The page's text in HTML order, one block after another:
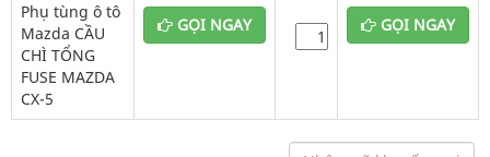
Phụ tùng ô tô
Mazda CẦU
CHÌ TỔNG
FUSE MAZDA
CX-5
GỌI NGAY GỌI NGAY